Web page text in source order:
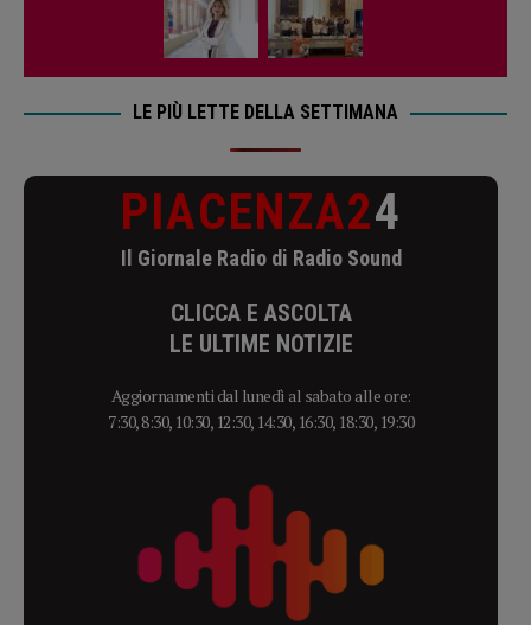
LE PIÙ LETTE DELLA SETTIMANA
PIACENZA24
Il Giornale Radio di Radio Sound
CLICCA E ASCOLTA
LE ULTIME NOTIZIE
Aggiornamenti dal lunedì al sabato alle ore:
7:30, 8:30, 10:30, 12:30, 14:30, 16:30, 18:30, 19:30